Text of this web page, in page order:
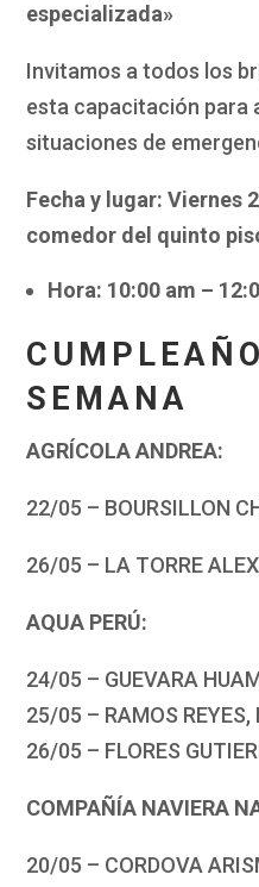
especializada»
Invitamos a todos los
esta capacitación para
situaciones de
Fecha y lugar: Viernes
comedor del quinto
Hora: 10:00 am –
SEMANA
AGRÍCOLA ANDREA:
22/05 – BOURSILLON
26/05 – LA TORRE
AQUA PERÚ:
24/05 – GUEVARA
25/05 – RAMOS REYES,
26/05 – FLORES
COMPAÑÍA NAVIERA
20/05 – CORDOVA